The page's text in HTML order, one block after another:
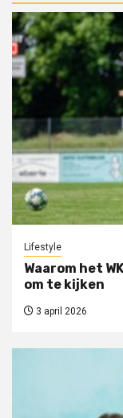
Lifestyle
Waarom het
om te kijken
3 april 2026